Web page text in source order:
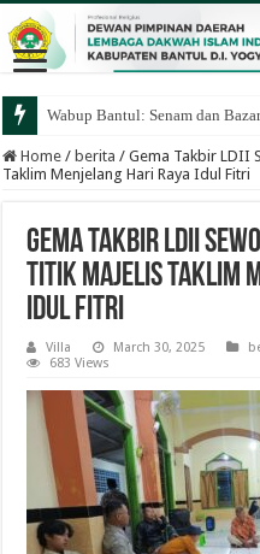
Wabup Bantul: Senam dan
Home / berita / Gema Takbir LDII
Taklim Menjelang Hari Raya Idul Fitri
Gema Takbir LDII
Titik Majelis Taklim
Idul Fitri
Villa March 30, 2025
683 Views